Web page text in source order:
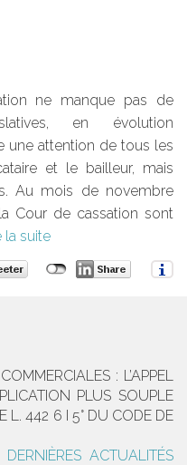
ne manque pas de
en évolution
une attention de tous les
et le bailleur, mais
Au mois de novembre
Cour de cassation sont
la suite
: L’APPEL
PLUS SOUPLE
L. 442 6 I 5° DU CODE DE
ACTUALITÉS